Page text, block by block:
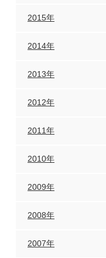
2015年
2014年
2013年
2012年
2011年
2010年
2009年
2008年
2007年